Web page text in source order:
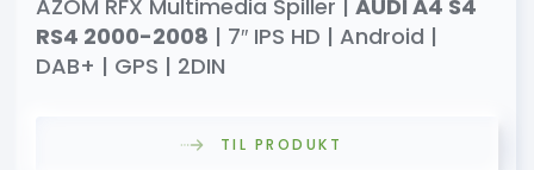
AZOM RFX Multimedia Spiller | AUDI A4 S4
RS4 2000-2008 | 7″ IPS HD | Android |
DAB+ | GPS | 2DIN
TIL PRODUKT